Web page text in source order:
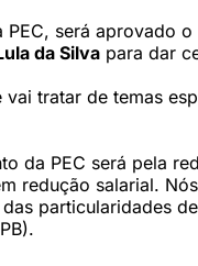
será aprovado
da Silva para dar
tratar de temas
da PEC será pela
redução salarial.
particularidades